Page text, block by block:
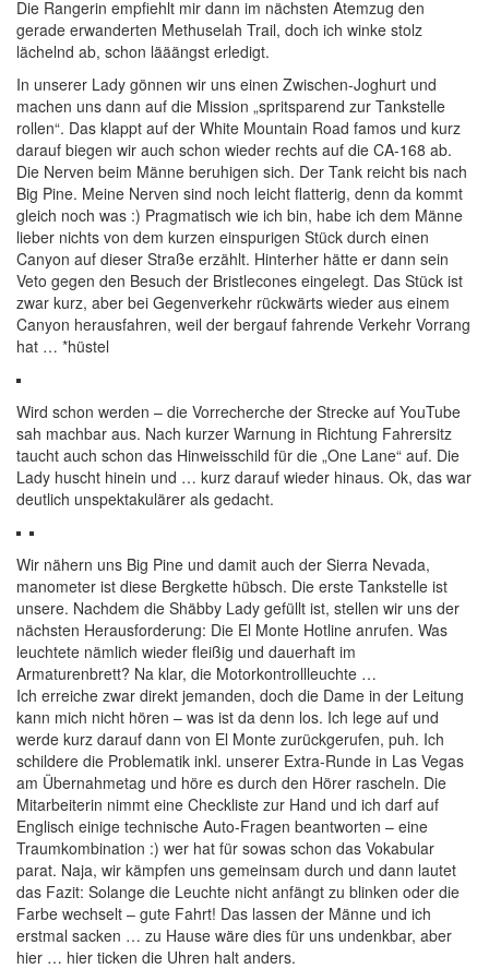
Die Rangerin empfiehlt mir dann im nächsten Atemzug den
gerade erwanderten Methuselah Trail, doch ich winke stolz
lächelnd ab, schon lääängst erledigt.
In unserer Lady gönnen wir uns einen Zwischen-Joghurt und
machen uns dann auf die Mission „spritsparend zur Tankstelle
rollen“. Das klappt auf der White Mountain Road famos und kurz
darauf biegen wir auch schon wieder rechts auf die CA-168 ab.
Die Nerven beim Männe beruhigen sich. Der Tank reicht bis nach
Big Pine. Meine Nerven sind noch leicht flatterig, denn da kommt
gleich noch was :) Pragmatisch wie ich bin, habe ich dem Männe
lieber nichts von dem kurzen einspurigen Stück durch einen
Canyon auf dieser Straße erzählt. Hinterher hätte er dann sein
Veto gegen den Besuch der Bristlecones eingelegt. Das Stück ist
zwar kurz, aber bei Gegenverkehr rückwärts wieder aus einem
Canyon herausfahren, weil der bergauf fahrende Verkehr Vorrang
hat … *hüstel
Wird schon werden – die Vorrecherche der Strecke auf YouTube
sah machbar aus. Nach kurzer Warnung in Richtung Fahrersitz
taucht auch schon das Hinweisschild für die „One Lane“ auf. Die
Lady huscht hinein und … kurz darauf wieder hinaus. Ok, das war
deutlich unspektakulärer als gedacht.
Wir nähern uns Big Pine und damit auch der Sierra Nevada,
manometer ist diese Bergkette hübsch. Die erste Tankstelle ist
unsere. Nachdem die Shäbby Lady gefüllt ist, stellen wir uns der
nächsten Herausforderung: Die El Monte Hotline anrufen. Was
leuchtete nämlich wieder fleißig und dauerhaft im
Armaturenbrett? Na klar, die Motorkontrollleuchte …
Ich erreiche zwar direkt jemanden, doch die Dame in der Leitung
kann mich nicht hören – was ist da denn los. Ich lege auf und
werde kurz darauf dann von El Monte zurückgerufen, puh. Ich
schildere die Problematik inkl. unserer Extra-Runde in Las Vegas
am Übernahmetag und höre es durch den Hörer rascheln. Die
Mitarbeiterin nimmt eine Checkliste zur Hand und ich darf auf
Englisch einige technische Auto-Fragen beantworten – eine
Traumkombination :) wer hat für sowas schon das Vokabular
parat. Naja, wir kämpfen uns gemeinsam durch und dann lautet
das Fazit: Solange die Leuchte nicht anfängt zu blinken oder die
Farbe wechselt – gute Fahrt! Das lassen der Männe und ich
erstmal sacken … zu Hause wäre dies für uns undenkbar, aber
hier … hier ticken die Uhren halt anders.